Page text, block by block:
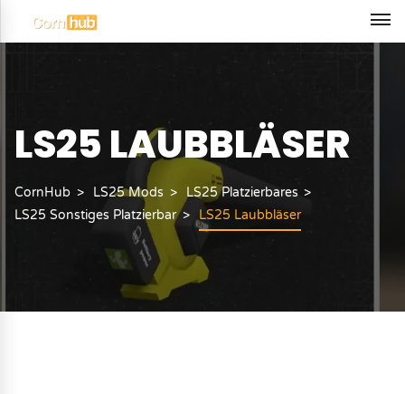
LS25 LAUBBLÄSER
CornHub LS25 Mods
LS25 Platzierbares
LS25 Sonstiges Platzierbar
LS25 Laubbläser